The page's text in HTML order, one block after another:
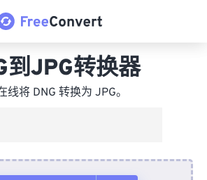
到JPG转换器
线将 DNG 转换为 JPG。